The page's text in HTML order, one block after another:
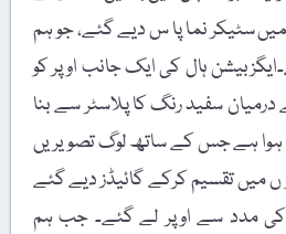
سٹیکر نما پا س دیے گئے، جو ہم
ہال کی ایک جانب اوپر کو
سفید رنگ کا پلاسٹر سے بنا
ہوا ہے جس کے ساتھ لوگ تصویریں
ں میں تقسیم کرکے گائیڈز دیے گئے
مدد سے اوپر لے گئے۔ جب ہم